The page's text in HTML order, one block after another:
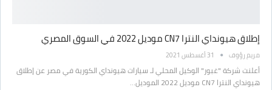
إطلاق هيونداي النترا CN7 موديل 2022 في السوق المصري
مريم رؤوف 31 أغسطس 2021
أعلنت شركة "غبور" الوكيل المحلي لـ سيارات هيونداي الكورية في مصر عن إطلاق
هيونداي النترا CN7 موديل 2022 الموديل…